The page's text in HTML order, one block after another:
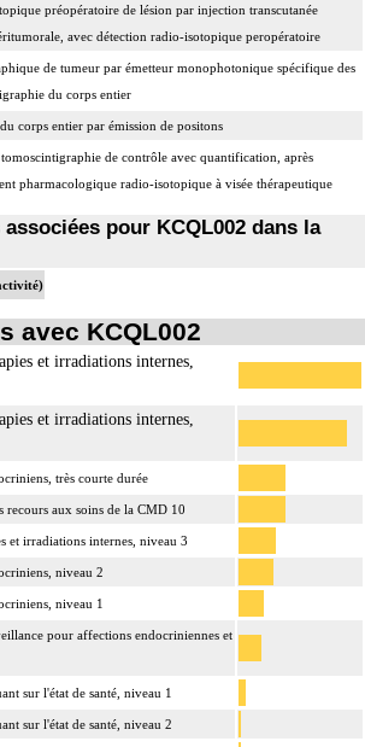
préopératoire de lésion par injection transcutanée
avec détection radio-isotopique peropératoire
de tumeur par émetteur monophotonique spécifique des
du corps entier
corps entier par émission de positons
de contrôle avec quantification, après
pharmacologique radio-isotopique à visée thérapeutique
pour KCQL002 dans la
avec KCQL002
et irradiations internes,
et irradiations internes,
très courte durée
recours aux soins de la CMD 10
et irradiations internes, niveau 3
niveau 2
niveau 1
pour affections endocriniennes et
sur l'état de santé, niveau 1
sur l'état de santé, niveau 2